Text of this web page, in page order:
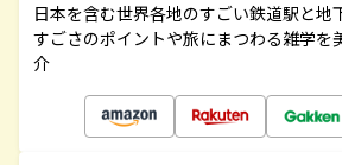
日本を含む世界各地のすごい鉄道駅と地
すごさのポイントや旅にまつわる雑学を
介